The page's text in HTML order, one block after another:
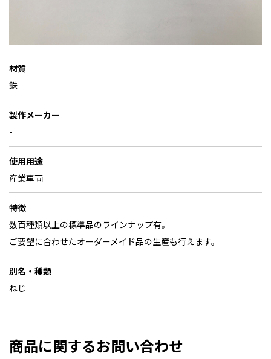
材質
鉄
製作メーカー
-
使用用途
産業車両
特徴
数百種類以上の標準品のラインナップ有。
ご要望に合わせたオーダーメイド品の生産も行えます。
別名・種類
ねじ
商品に関するお問い合わせ